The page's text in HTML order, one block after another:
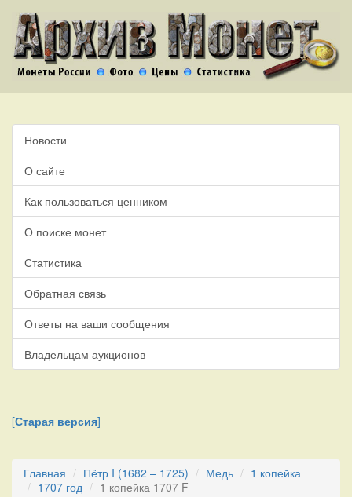
Новости
О сайте
Как пользоваться ценником
О поиске монет
Статистика
Обратная связь
Ответы на ваши сообщения
Владельцам аукционов
[Старая версия]
Главная Пётр I (1682 – 1725) Медь
1 копейка
1707 год
1 копейка 1707 F